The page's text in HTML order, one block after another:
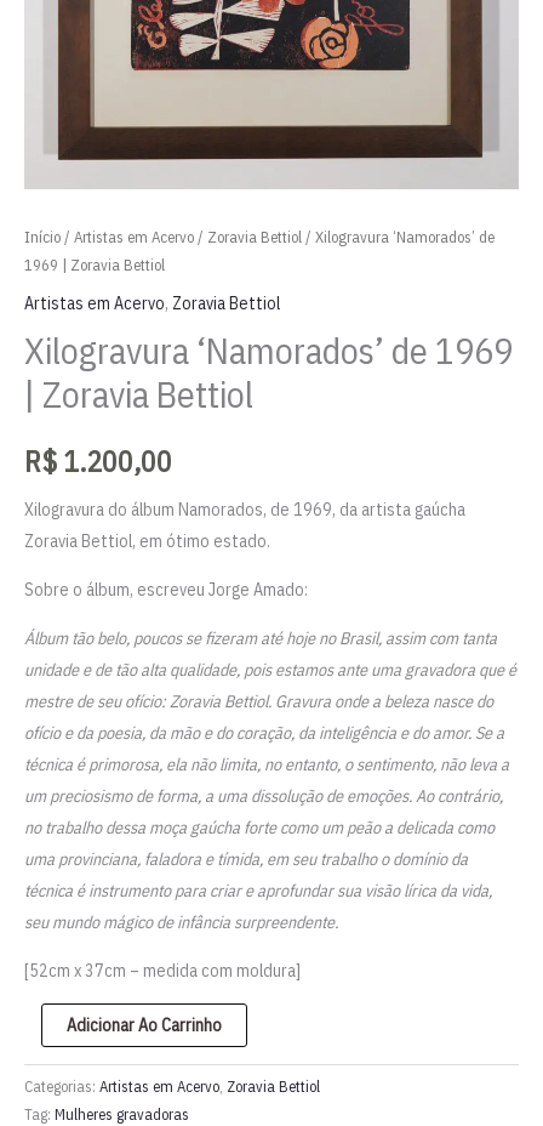
Início/ Artistas em Acervo/ Zoravia Bettiol/ Xilogravura ‘Namorados’ de
1969 | Zoravia Bettiol
Artistas em Acervo, Zoravia Bettiol
Xilogravura ‘Namorados’ de 1969
| Zoravia Bettiol
R$1.200,00
Xilogravura do álbum Namorados, de 1969, da artista gaúcha
Zoravia Bettiol, em ótimo estado.
Sobre o álbum, escreveu Jorge Amado:
Álbum tão belo, poucos se fizeram até hoje no Brasil, assim com tanta
unidade e de tão alta qualidade, pois estamos ante uma gravadora que é
mestre de seu ofício: Zoravia Bettiol. Gravura onde a beleza nasce do
ofício e da poesia, da mão e do coração, da inteligência e do amor. Se a
técnica é primorosa, ela não limita, no entanto, o sentimento, não leva a
um preciosismo de forma, a uma dissolução de emoções. Ao contrário,
no trabalho dessa moça gaúcha forte como um peão a delicada como
uma provinciana, faladora e tímida, em seu trabalho o domínio da
técnica é instrumento para criar e aprofundar sua visão lírica da vida,
seu mundo mágico de infância surpreendente.
[52cm x 37cm – medida com moldura]
Xilogravura
'Namorados'
de
1969
Adicionar Ao Carrinho
Categorias: Artistas em Acervo Zoravia Bettiol
Tag: Mulheres gravadoras